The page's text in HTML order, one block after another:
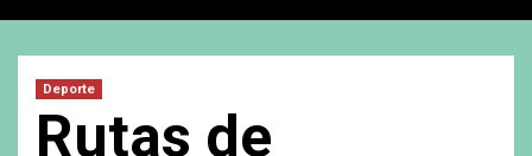
Deporte
Rutas de